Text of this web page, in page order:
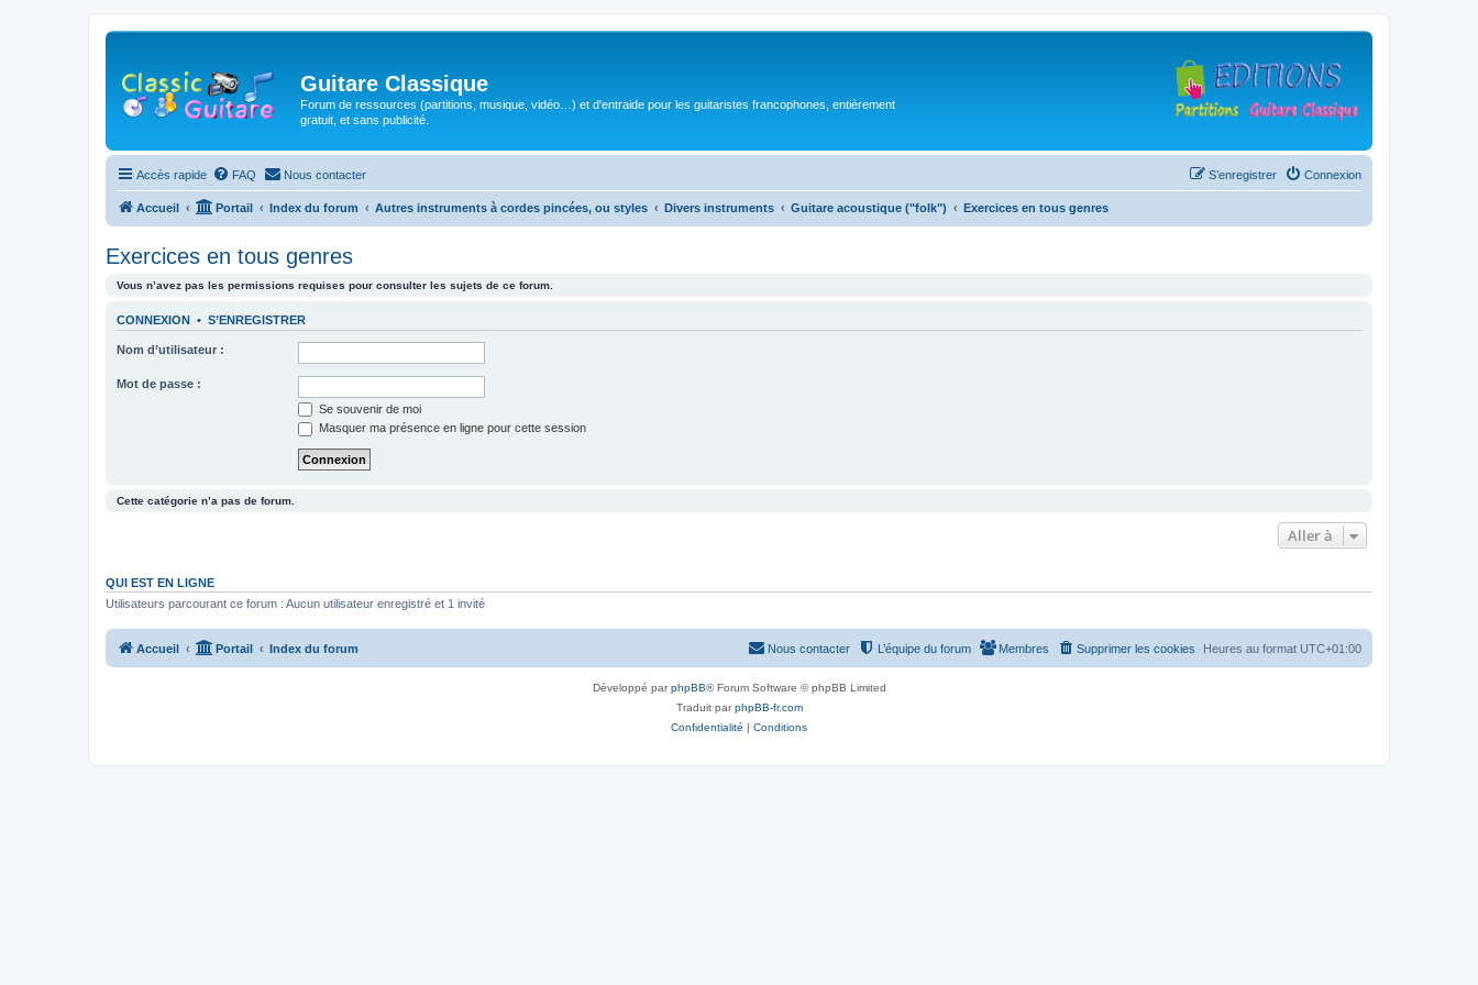
Guitare Classique
Forum de ressources (partitions, musique, vidéo…) et d'entraide pour les guitaristes francophones, entièrement
gratuit, et sans publicité.
Accès rapide FAQ Nous contacter Connexion
S’enregistrer
Accueil Portail Index du forum Autres instruments à cordes pincées, ou styles Divers instruments Guitare acoustique ("folk") Exercices en tous genres
Exercices en tous genres
Vous n’avez pas les permissions requises pour consulter les sujets de ce forum.
CONNEXION • S’ENREGISTRER
Nom d’utilisateur :
Mot de passe :
Se souvenir de moi
Masquer ma présence en ligne pour cette session
Cette catégorie n’a pas de forum.
Aller à
QUI EST EN LIGNE
Utilisateurs parcourant ce forum : Aucun utilisateur enregistré et 1 invité
Accueil Portail Index du forum Heures au format UTC+01:00
Supprimer les cookies
Membres
L’équipe du forum
Nous contacter
Développé parphpBB® Forum Software © phpBB Limited
Traduit parphpBB-fr.com
Confidentialité | Conditions